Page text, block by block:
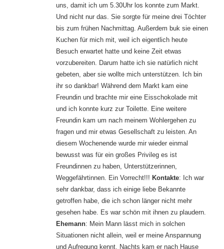
uns, damit ich um 5.30Uhr los konnte zum Markt.
Und nicht nur das. Sie sorgte für meine drei Töchter
bis zum frühen Nachmittag. Außerdem buk sie einen
Kuchen für mich mit, weil ich eigentlich heute
Besuch erwartet hatte und keine Zeit etwas
vorzubereiten. Darum hatte ich sie natürlich nicht
gebeten, aber sie wollte mich unterstützen. Ich bin
ihr so dankbar! Während dem Markt kam eine
Freundin und brachte mir eine Eisschokolade mit
und ich konnte kurz zur Toilette. Eine weitere
Freundin kam um nach meinem Wohlergehen zu
fragen und mir etwas Gesellschaft zu leisten. An
diesem Wochenende wurde mir wieder einmal
bewusst was für ein großes Privileg es ist
Freundinnen zu haben, Unterstützerinnen,
Weggefährtinnen. Ein Vorrecht!!! Kontakte: Ich war
sehr dankbar, dass ich einige liebe Bekannte
getroffen habe, die ich schon länger nicht mehr
gesehen habe. Es war schön mit ihnen zu plaudern.
Ehemann: Mein Mann lässt mich in solchen
Situationen nicht allein, weil er meine Anspannung
und Aufregung kennt. Nachts kam er nach Hause